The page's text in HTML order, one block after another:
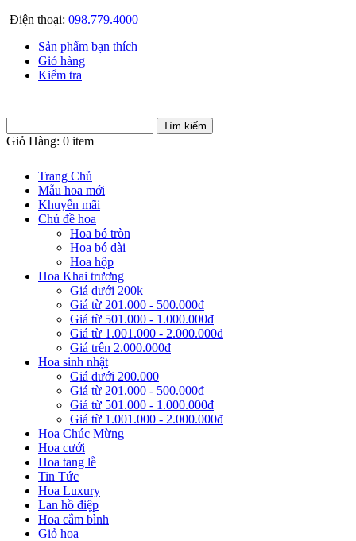
Điện thoại: 098.779.4000
Sản phẩm bạn thích
Giỏ hàng
Kiểm tra
Giỏ Hàng: 0 item
Trang Chủ
Mẫu hoa mới
Khuyến mãi
Chủ đề hoa
Hoa bó tròn
Hoa bó dài
Hoa hộp
Hoa Khai trương
Giá dưới 200k
Giá từ 201.000 - 500.000đ
Giá từ 501.000 - 1.000.000đ
Giá từ 1.001.000 - 2.000.000đ
Giá trên 2.000.000đ
Hoa sinh nhật
Giá dưới 200.000
Giá từ 201.000 - 500.000đ
Giá từ 501.000 - 1.000.000đ
Giá từ 1.001.000 - 2.000.000đ
Hoa Chúc Mừng
Hoa cưới
Hoa tang lễ
Tin Tức
Hoa Luxury
Lan hồ điệp
Hoa cắm bình
Giỏ hoa